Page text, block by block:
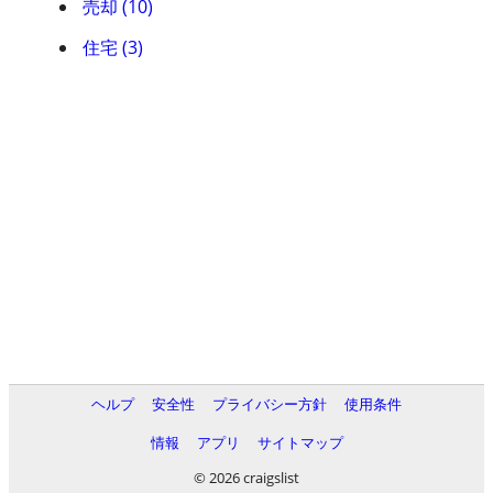
売却 (10)
住宅 (3)
ヘルプ 安全性 プライバシー方針
使用条件
情報
アプリ
サイトマップ
© 2026 craigslist